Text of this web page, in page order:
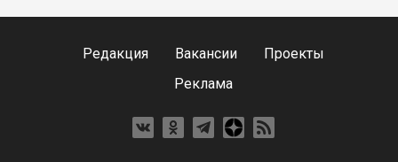
Редакция Вакансии
Проекты
Реклама